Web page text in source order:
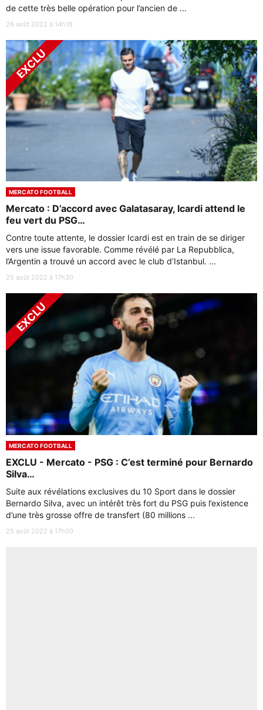
de cette très belle opération pour l’ancien de ...
26 août 2022 à 14h18
MERCATO FOOTBALL
Mercato : D’accord avec Galatasaray, Icardi attend le
feu vert du PSG…
Contre toute attente, le dossier Icardi est en train de se diriger
vers une issue favorable. Comme révélé par La Repubblica,
l’Argentin a trouvé un accord avec le club d’Istanbul. ...
25 août 2022 à 17h30
MERCATO FOOTBALL
EXCLU - Mercato - PSG : C’est terminé pour Bernardo
Silva…
Suite aux révélations exclusives du 10 Sport dans le dossier
Bernardo Silva, avec un intérêt très fort du PSG puis l’existence
d’une très grosse offre de transfert (80 millions ...
25 août 2022 à 17h00